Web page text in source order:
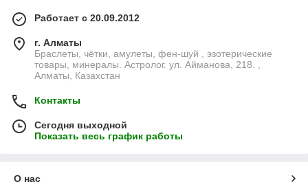
Работает с 20.09.2012
г. Алматы
Браслеты, чётки, амулеты, фен-шуй , эзотерические
товары, минералы. Астролог. ул. Айманова, 218. ,
Алматы, Казахстан
Контакты
Сегодня выходной
Показать весь график работы
О нас